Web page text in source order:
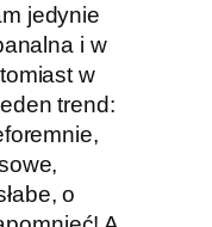
jedynie
i w
w
trend:
o